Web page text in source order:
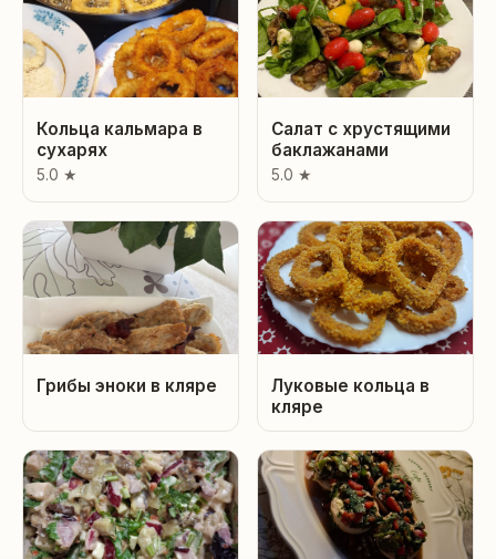
Кольца кальмара в
сухарях
5.0 ★
Салат с хрустящими
баклажанами
5.0 ★
Грибы эноки в кляре
Луковые кольца в
кляре